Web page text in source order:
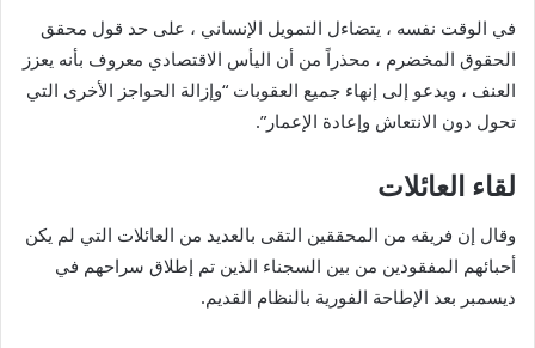
في الوقت نفسه ، يتضاءل التمويل الإنساني ، على حد قول محقق
الحقوق المخضرم ، محذراً من أن اليأس الاقتصادي معروف بأنه يعزز
العنف ، ويدعو إلى إنهاء جميع العقوبات “وإزالة الحواجز الأخرى التي
تحول دون الانتعاش وإعادة الإعمار”.
لقاء العائلات
وقال إن فريقه من المحققين التقى بالعديد من العائلات التي لم يكن
أحبائهم المفقودين من بين السجناء الذين تم إطلاق سراحهم في
ديسمبر بعد الإطاحة الفورية بالنظام القديم.